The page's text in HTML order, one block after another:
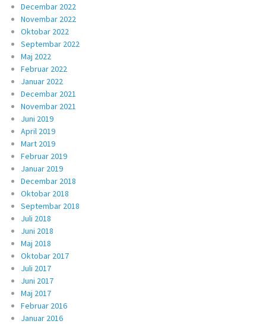
Decembar 2022
Novembar 2022
Oktobar 2022
Septembar 2022
Maj 2022
Februar 2022
Januar 2022
Decembar 2021
Novembar 2021
Juni 2019
April 2019
Mart 2019
Februar 2019
Januar 2019
Decembar 2018
Oktobar 2018
Septembar 2018
Juli 2018
Juni 2018
Maj 2018
Oktobar 2017
Juli 2017
Juni 2017
Maj 2017
Februar 2016
Januar 2016